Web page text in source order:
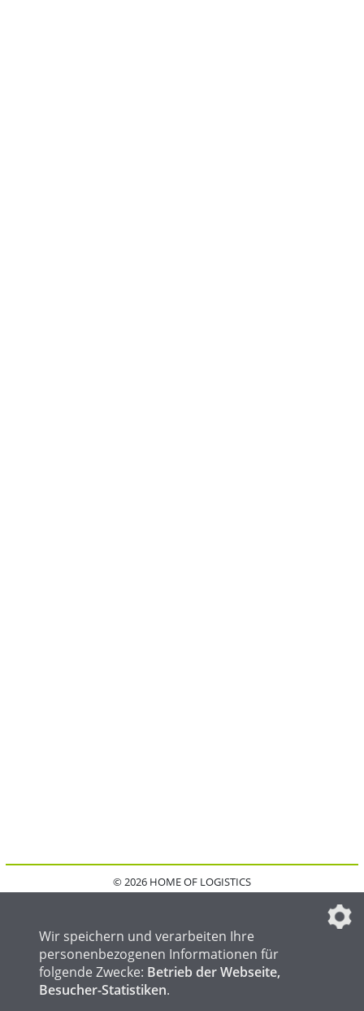
© 2026 HOME OF LOGISTICS
IMPRESSUM
FAQ
DATENSCHUTZEINSTELLUNGEN
Wir speichern und verarbeiten Ihre
personenbezogenen Informationen für
folgende Zwecke: Betrieb der Webseite,
Besucher-Statistiken.